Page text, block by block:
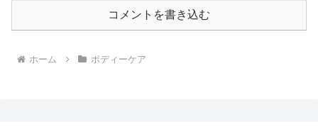
コメントを書き込む
ホーム ボディーケア